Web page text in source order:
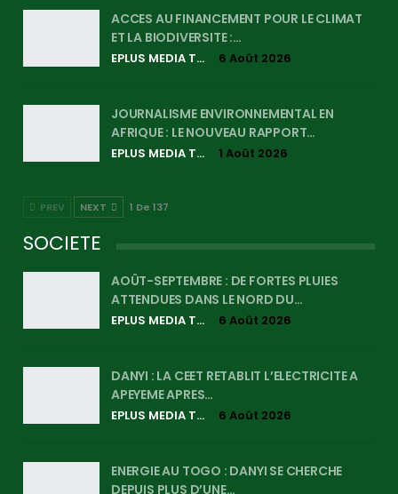
ACCES AU FINANCEMENT POUR LE CLIMAT
ET LA BIODIVERSITE :…
EPLUS MEDIA TV 6 Août 2026
JOURNALISME ENVIRONNEMENTAL EN
AFRIQUE : LE NOUVEAU RAPPORT…
EPLUS MEDIA TV 1 Août 2026
PREV NEXT 1 De 137
SOCIETE
AOÛT-SEPTEMBRE : DE FORTES PLUIES
ATTENDUES DANS LE NORD DU…
EPLUS MEDIA TV 6 Août 2026
DANYI : LA CEET RETABLIT L’ELECTRICITE A
APEYEME APRES…
EPLUS MEDIA TV 6 Août 2026
ENERGIE AU TOGO : DANYI SE CHERCHE
DEPUIS PLUS D’UNE…